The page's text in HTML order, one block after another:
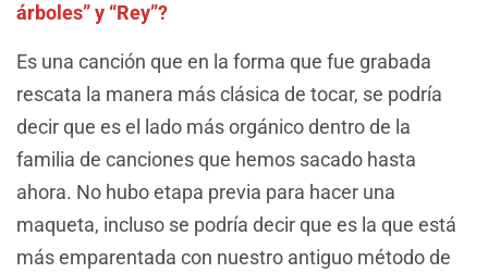
árboles” y “Rey”?
Es una canción que en la forma que fue grabada
rescata la manera más clásica de tocar, se podría
decir que es el lado más orgánico dentro de la
familia de canciones que hemos sacado hasta
ahora. No hubo etapa previa para hacer una
maqueta, incluso se podría decir que es la que está
más emparentada con nuestro antiguo método de